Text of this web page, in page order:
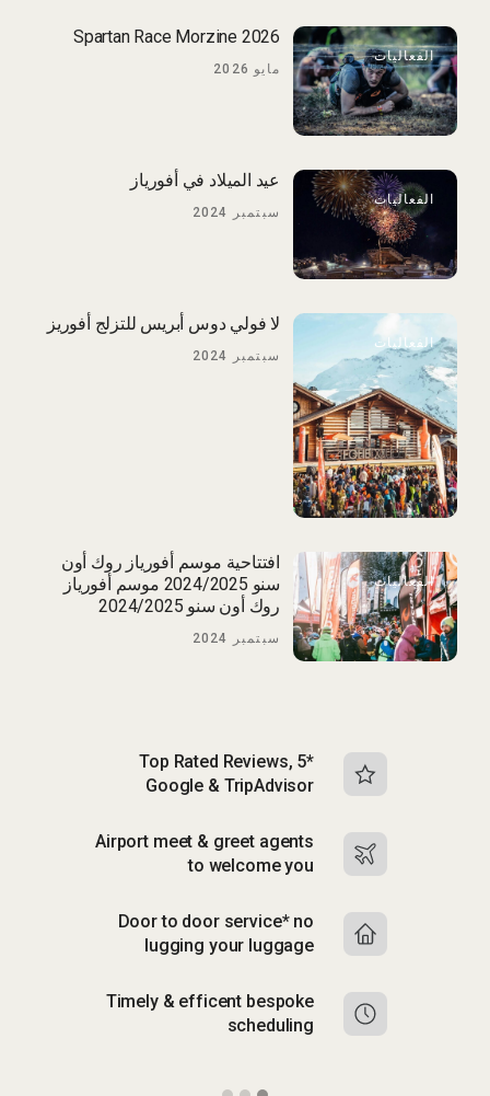
الفعاليات
Spartan Race Morzine 2026
مايو 2026
الفعاليات
عيد الميلاد في أفورياز
سبتمبر 2024
الفعاليات
لا فولي دوس أبريس للتزلج أفوريز
سبتمبر 2024
الفعاليات
افتتاحية موسم أفورياز روك أون
سنو 2024/2025 موسم أفورياز
روك أون سنو 2024/2025
سبتمبر 2024
Top Rated Reviews, 5*
Google & TripAdvisor
Airport meet & greet agents
to welcome you
Door to door service* no
lugging your luggage
Timely & efficent bespoke
scheduling